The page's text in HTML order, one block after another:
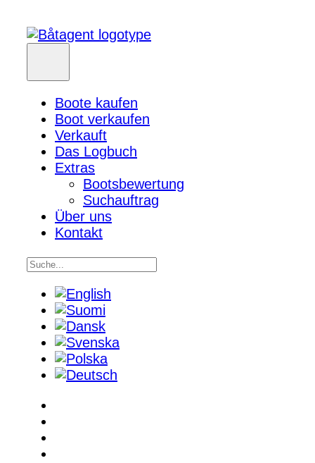
Boote kaufen
Boot verkaufen
Verkauft
Das Logbuch
Extras
Bootsbewertung
Suchauftrag
Über uns
Kontakt